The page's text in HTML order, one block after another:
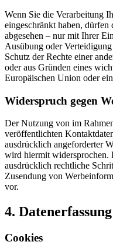
Wenn Sie die Verarbeitung
eingeschränkt haben,
abgesehen – nur mit Ihrer
Ausübung oder
Schutz der Rechte einer
oder aus Gründen eines
Europäischen Union oder
Widerspruch gegen
Der Nutzung von im
veröffentlichten
ausdrücklich angeforderter
wird hiermit widersprochen.
ausdrücklich rechtliche
Zusendung von
vor.
4.
Cookies